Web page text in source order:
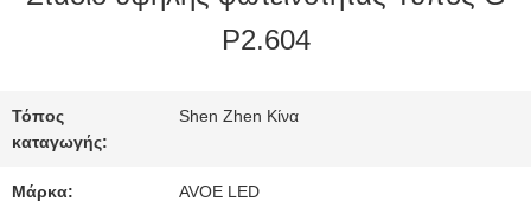
P2.604
Τόπος
καταγωγής:
Shen Zhen Κίνα
Μάρκα: AVOE LED